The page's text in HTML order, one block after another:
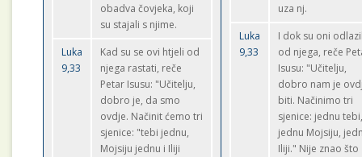
obadva čovjeka, koji
su stajali s njime.
Luka
9,33
Kad su se ovi htjeli od
njega rastati, reče
Petar Isusu: "Učitelju,
dobro je, da smo
ovdje. Načinit ćemo tri
sjenice: "tebi jednu,
Mojsiju jednu i Iliji
uza nj.
Luka
9,33
I dok su oni
od njega, reče
Isusu: "Učitelju,
dobro nam je
biti. Načinimo tri
sjenice: jednu
jednu Mojsiju,
Iliji." Nije znao što